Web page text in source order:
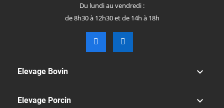
Du lundi au vendredi :
de 8h30 à 12h30 et de 14h à 18h
Elevage Bovin 
Elevage Porcin 